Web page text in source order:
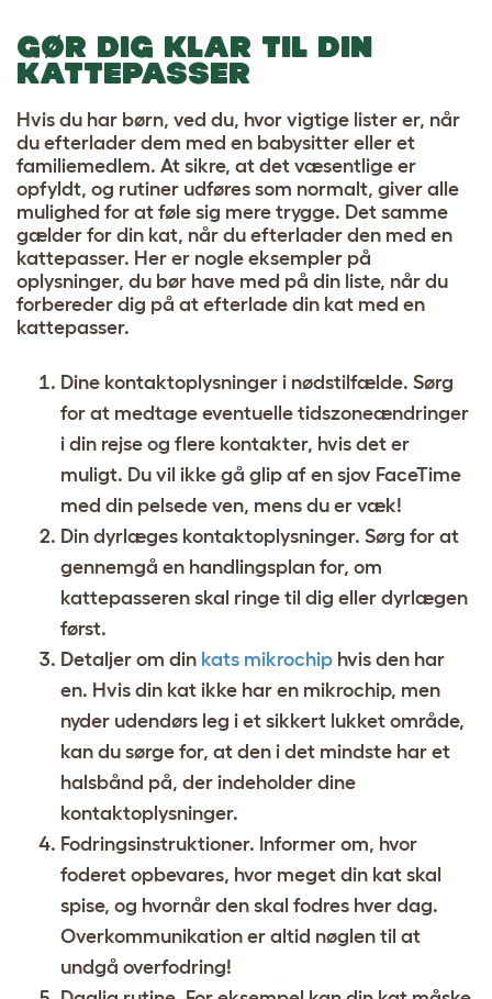
GØR DIG KLAR TIL DIN
KATTEPASSER
Hvis du har børn, ved du, hvor vigtige lister er, når
du efterlader dem med en babysitter eller et
familiemedlem. At sikre, at det væsentlige er
opfyldt, og rutiner udføres som normalt, giver alle
mulighed for at føle sig mere trygge. Det samme
gælder for din kat, når du efterlader den med en
kattepasser. Her er nogle eksempler på
oplysninger, du bør have med på din liste, når du
forbereder dig på at efterlade din kat med en
kattepasser.
Dine kontaktoplysninger i nødstilfælde. Sørg
for at medtage eventuelle tidszoneændringer
i din rejse og flere kontakter, hvis det er
muligt. Du vil ikke gå glip af en sjov FaceTime
med din pelsede ven, mens du er væk!
Din dyrlæges kontaktoplysninger. Sørg for at
gennemgå en handlingsplan for, om
kattepasseren skal ringe til dig eller dyrlægen
først.
Detaljer om din kats mikrochip hvis den har
en. Hvis din kat ikke har en mikrochip, men
nyder udendørs leg i et sikkert lukket område,
kan du sørge for, at den i det mindste har et
halsbånd på, der indeholder dine
kontaktoplysninger.
Fodringsinstruktioner. Informer om, hvor
foderet opbevares, hvor meget din kat skal
spise, og hvornår den skal fodres hver dag.
Overkommunikation er altid nøglen til at
undgå overfodring!